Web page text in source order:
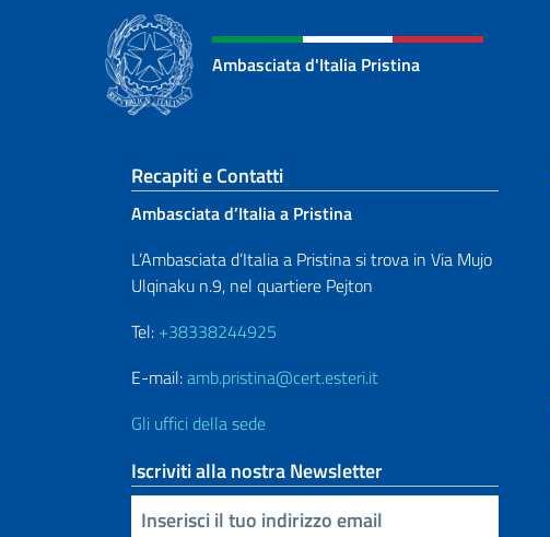
Ambasciata d'Italia Pristina
Sezione footer
Recapiti e Contatti
Ambasciata d’Italia a Pristina
L’Ambasciata d’Italia a Pristina si trova in Via Mujo
Ulqinaku n.9, nel quartiere Pejton
Tel: +38338244925
E-mail:amb.pristina@cert.esteri.it
Gli uffici della sede
Iscriviti alla nostra Newsletter
Inserisci la tua email